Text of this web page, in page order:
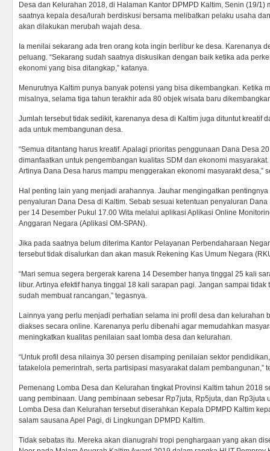
Desa dan Kelurahan 2018, di Halaman Kantor DPMPD Kaltim, Senin (19/1)
saatnya kepala desa/lurah berdiskusi bersama melibatkan pelaku usaha
akan dilakukan merubah wajah desa.
Ia menilai sekarang ada tren orang kota ingin berlibur ke desa. Karenanya
peluang. “Sekarang sudah saatnya diskusikan dengan baik ketika ada
ekonomi yang bisa ditangkap,” katanya.
Menurutnya Kaltim punya banyak potensi yang bisa dikembangkan. Ketika
misalnya, selama tiga tahun terakhir ada 80 objek wisata baru
Jumlah tersebut tidak sedikit, karenanya desa di Kaltim juga dituntut kreatif
ada untuk membangunan desa.
“Semua ditantang harus kreatif. Apalagi prioritas penggunaan Dana Desa
dimanfaatkan untuk pengembangan kualitas SDM dan ekonomi
Artinya Dana Desa harus mampu menggerakan ekonomi masyarakt desa,”
Hal penting lain yang menjadi arahannya. Jauhar mengingatkan
penyaluran Dana Desa di Kaltim. Sebab sesuai ketentuan penyaluran
per 14 Desember Pukul 17.00 Wita melalui aplikasi Aplikasi Online
Anggaran Negara (Aplikasi OM-SPAN).
Jika pada saatnya belum diterima Kantor Pelayanan Perbendaharaan
tersebut tidak disalurkan dan akan masuk Rekening Kas Umum Negara
“Mari semua segera bergerak karena 14 Desember hanya tinggal 25 kali
libur. Artinya efektif hanya tinggal 18 kali sarapan pagi. Jangan sampai
sudah membuat rancangan,” tegasnya.
Lainnya yang perlu menjadi perhatian selama ini profil desa dan kelurahan
diakses secara online. Karenanya perlu dibenahi agar memudahkan
meningkatkan kualitas penilaian saat lomba desa dan kelurahan.
“Untuk profil desa nilainya 30 persen disamping penilaian sektor
tatakelola pemerintrah, serta partisipasi masyarakat dalam pembangunan,”
Pemenang Lomba Desa dan Kelurahan tingkat Provinsi Kaltim tahun 2018
uang pembinaan. Uang pembinaan sebesar Rp7juta, Rp5juta, dan Rp3juta
Lomba Desa dan Kelurahan tersebut diserahkan Kepala DPMPD Kaltim
salam sausana Apel Pagi, di Lingkungan DPMPD Kaltim.
Tidak sebatas itu. Mereka akan dianugrahi tropi penghargaan yang akan